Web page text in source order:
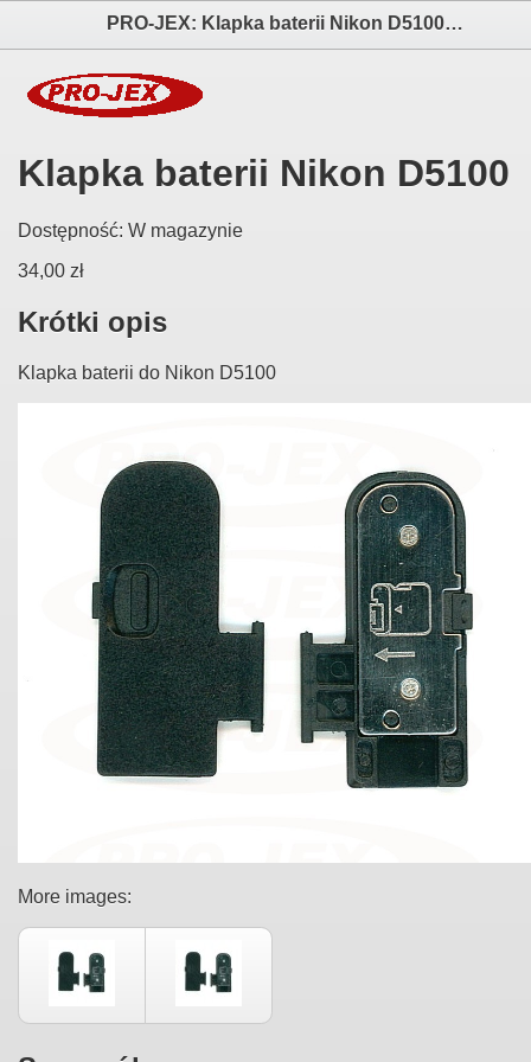
PRO-JEX: Klapka baterii Nikon D5100 elektronika i akcesoria aparatów fotograficznych
Klapka baterii Nikon D5100
Dostępność: W magazynie
34,00 zł
Krótki opis
Klapka baterii do Nikon D5100
More images: